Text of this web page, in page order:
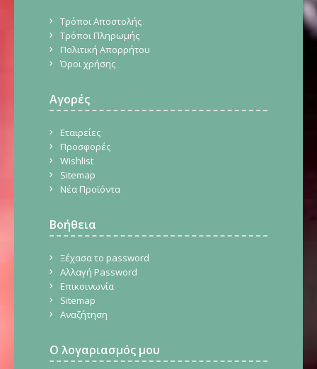
Τρόποι Αποστολής
Τρόποι Πληρωμής
Πολιτική Απορρήτου
Όροι χρήσης
Αγορές
Εταιρείες
Προσφορές
Wishlist
Sitemap
Νέα Προϊόντα
Βοήθεια
Ξέχασα το password
Αλλαγή Password
Επικοινωνία
Sitemap
Αναζήτηση
Ο λογαριασμός μου